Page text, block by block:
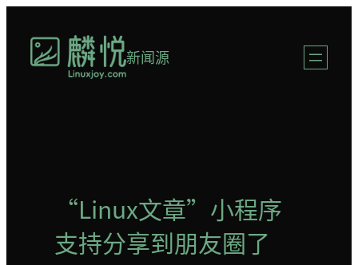
新闻源
“Linux文章”小程序
支持分享到朋友圈了